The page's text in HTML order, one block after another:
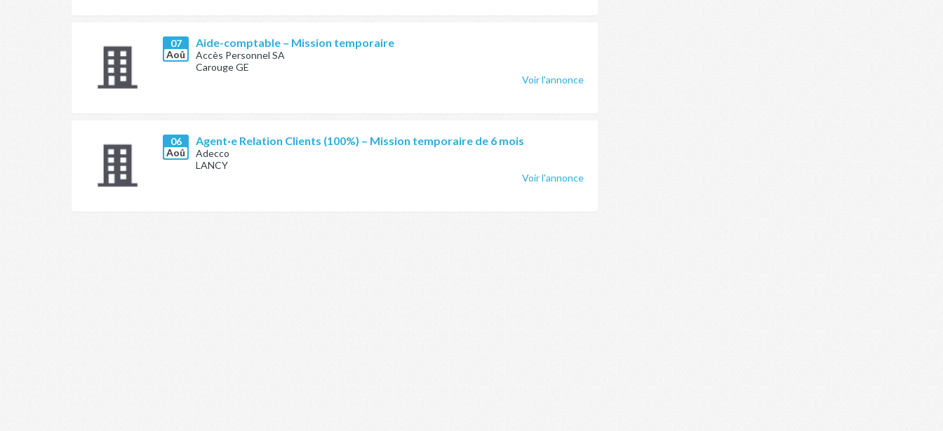
07
Aoû
Aide-comptable – Mission temporaire
Accès Personnel SA
Carouge GE
Voir l'annonce
06
Aoû
Agent·e Relation Clients (100%) – Mission temporaire de 6 mois
Adecco
LANCY
Voir l'annonce